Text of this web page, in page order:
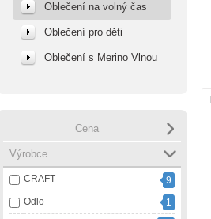
Oblečení na volný čas
Oblečení pro děti
Oblečení s Merino Vlnou
Cena
Výrobce
CRAFT
9
Odlo
1